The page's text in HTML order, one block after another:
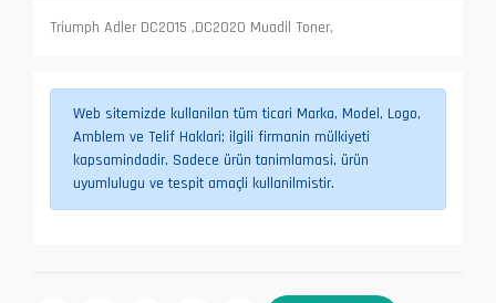
Triumph Adler DC2015 ,DC2020 Muadil Toner,
Web sitemizde kullanilan tüm ticari Marka, Model, Logo,
Amblem ve Telif Haklari; ilgili firmanin mülkiyeti
kapsamindadir. Sadece ürün tanimlamasi, ürün
uyumlulugu ve tespit amaçli kullanilmistir.